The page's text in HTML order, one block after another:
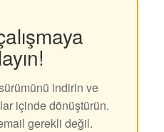
indirin ve
içinde dönüştürün.
gerekli değil.